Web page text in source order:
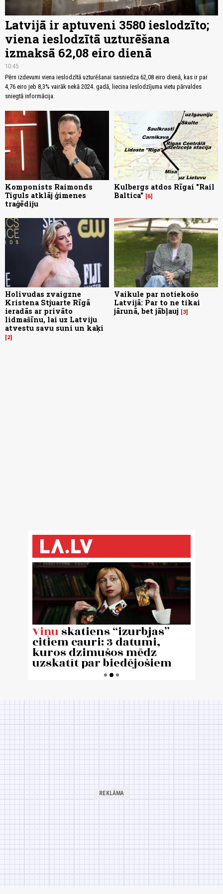
Latvijā ir aptuveni 3580 ieslodzīto;
viena ieslodzītā uzturēšana
izmaksā 62,08 eiro dienā
10:45
Pērn izdevumi viena ieslodzītā uzturēšanai sasniedza 62,08 eiro dienā, kas ir par
4,76 eiro jeb 8,3% vairāk nekā 2024. gadā, liecina Ieslodzījuma vietu pārvaldes
sniegtā informācija.
Komponists Raimonds
Tiguls atklāj ģimenes
traģēdiju
Kulbergs atdos Rīgai "Rail
Baltica"
6
Holivudas zvaigzne
Kristena Stjuarte Rīgā
ieradās ar privāto
lidmašīnu, lai uz Latviju
atvestu savu suni un kaķi
2
Vaikule par notiekošo
Latvijā: Par to ne tikai
jārunā, bet jābļauj
3